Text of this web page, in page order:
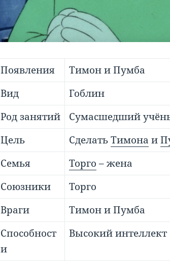
Появления
Тимон и Пумба
Вид
Гоблин
Род занятий
Сумасшедший
Цель
СделатьТимона и
Семья
Торго – жена
Союзники
Торго
Враги
Тимон и Пумба
Способност
и
Высокий интеллект